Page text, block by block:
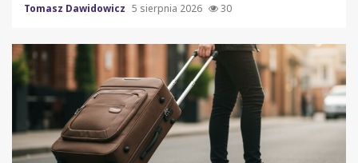
Tomasz Dawidowicz 5 sierpnia 2026 30